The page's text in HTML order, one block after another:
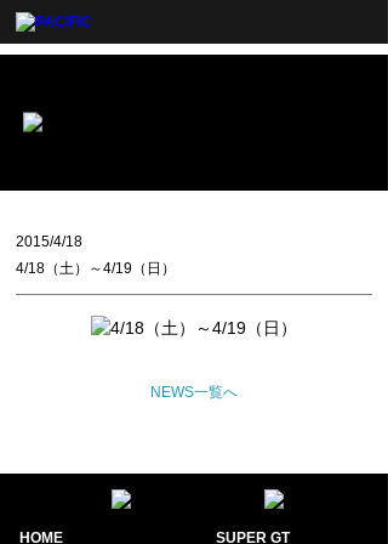
2015/4/18
4/18（土）～4/19（日）
NEWS一覧へ
HOME SUPER GT